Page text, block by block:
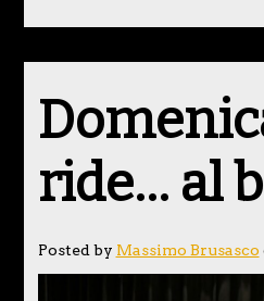
ride… al
Posted by Massimo Brusasco